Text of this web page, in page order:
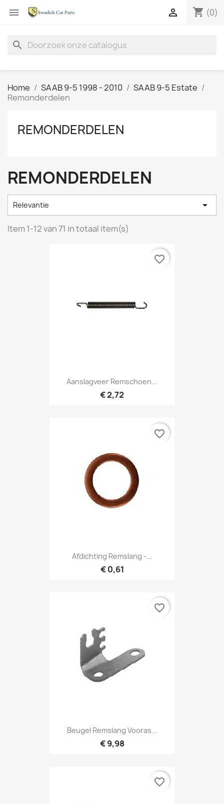
 shopping_cart (0)

search
Home SAAB 9-5 1998 - 2010
SAAB 9-5 Estate
Remonderdelen
REMONDERDELEN
REMONDERDELEN
Relevantie 
Item 1-12 van 71 in totaal item(s)
Aanslagveer Remschoen...
€ 2,72
favorite_border
Afdichting Remslang -...
€ 0,61
favorite_border
Beugel Remslang Vooras...
€ 9,98
favorite_border
favorite_border